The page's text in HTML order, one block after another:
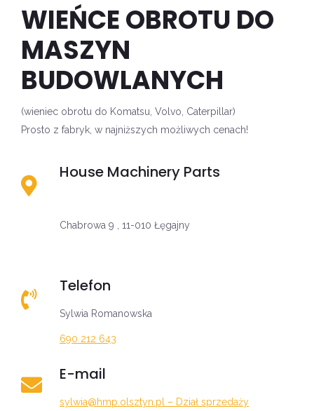
WIEŃCE OBROTU DO
MASZYN
BUDOWLANYCH
(wieniec obrotu do Komatsu, Volvo, Caterpillar)
Prosto z fabryk, w najniższych możliwych cenach!
House Machinery Parts
Chabrowa 9 , 11-010 Łęgajny
Telefon
Sylwia Romanowska
690 212 643
E-mail
sylwia@hmp.olsztyn.pl – Dział sprzedaży